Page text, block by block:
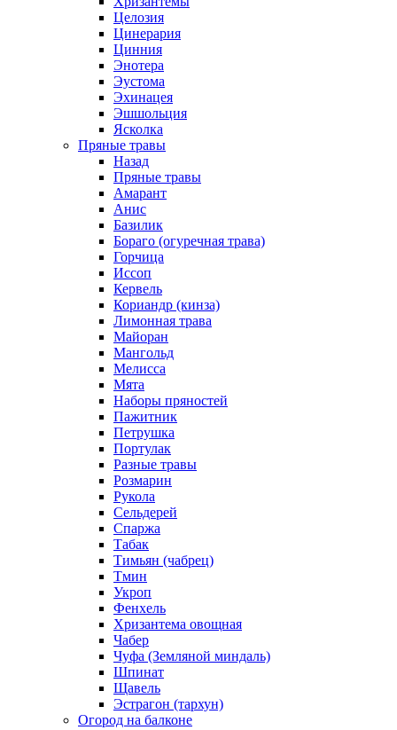
Целозия
Цинерария
Цинния
Энотера
Эустома
Эхинацея
Эшшольция
Ясколка
Пряные травы
Назад
Пряные травы
Амарант
Анис
Базилик
Бораго (огуречная трава)
Горчица
Иссоп
Кервель
Кориандр (кинза)
Лимонная трава
Майоран
Мангольд
Мелисса
Мята
Наборы пряностей
Пажитник
Петрушка
Портулак
Разные травы
Розмарин
Рукола
Сельдерей
Спаржа
Табак
Тимьян (чабрец)
Тмин
Укроп
Фенхель
Хризантема овощная
Чабер
Чуфа (Земляной миндаль)
Шпинат
Щавель
Эстрагон (тархун)
Огород на балконе